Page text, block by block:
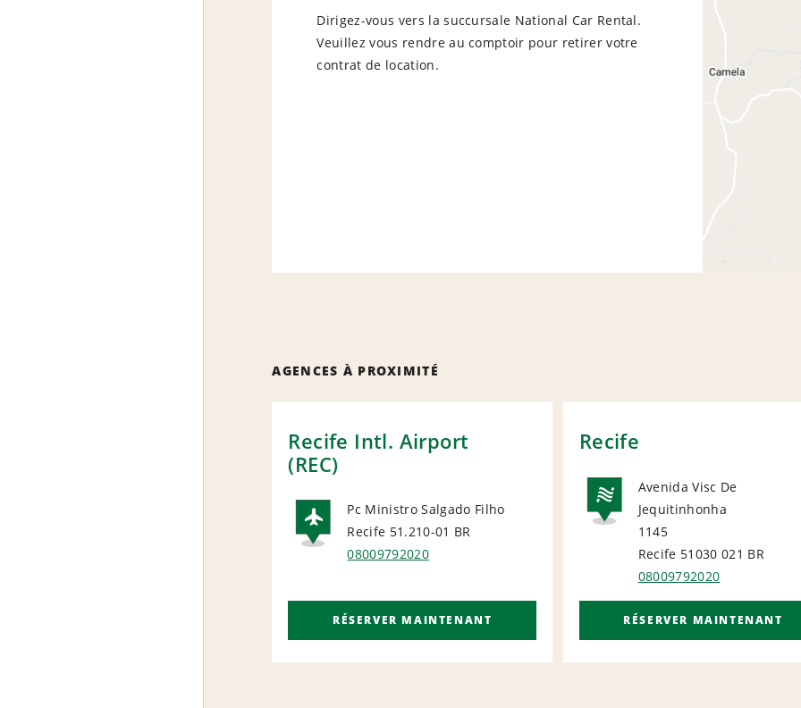
Dirigez-vous vers la succursale National Car Rental.
Veuillez vous rendre au comptoir pour retirer votre
contrat de location.
AGENCES À PROXIMITÉ
Recife Intl. Airport
(REC)
AIRPORT
Pc Ministro Salgado Filho
Recife 51.210-01 BR
08009792020
RÉSERVER MAINTENANT
Recife
Avenida Visc De
Jequitinhonha
1145
Recife 51030 021 BR
08009792020
RÉSERVER MAINTENANT